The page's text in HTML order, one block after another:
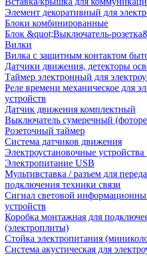
Элемент декоративный для
Блоки комбинированные
Блок &quot;Выключатель-
Вилки
Вилка с защитным контактом
Датчики движения, детекторы
Таймер электронный для
Реле времени механическое для
устройств
Датчик движения комплектный
Выключатель сумеречный
Розеточный таймер
Система датчиков движения
Электроустановочные устройства
Электропитание USB
Мультивставка / разъем для
подключения техники связи
Сигнал световой
устройств
Коробка монтажная для
(электроплиты)
Стойка электропитания
Система акустическая для